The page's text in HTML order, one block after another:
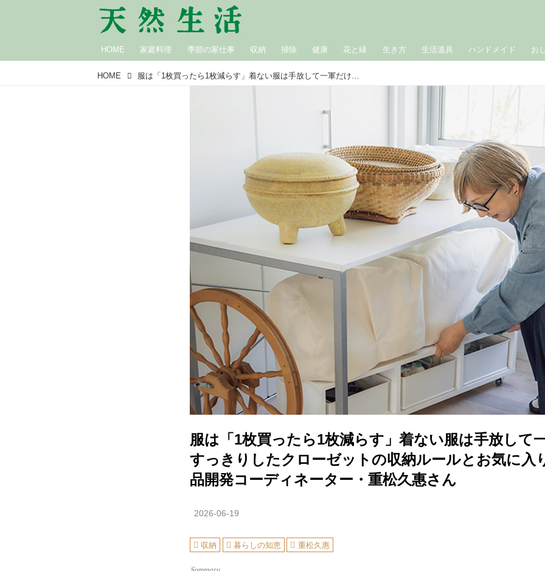
HOME 家庭料理 季節の家仕事 収納 掃除 健康 花と緑 生き方 生活道具 ハンドメイド お
HOME 服は「1枚買ったら1枚減らす」着ない服は手放して一軍だけを。すっきりしたクローゼットの収納ルールとお気に入りグッズ／商品開発コーディネーター・重松久惠さん
服は「1枚買ったら1枚減らす」着ない服は手放して
すっきりしたクローゼットの収納ルールとお気に入
品開発コーディネーター・重松久惠さん
2026-06-19
収納 暮らしの知恵 重松久惠